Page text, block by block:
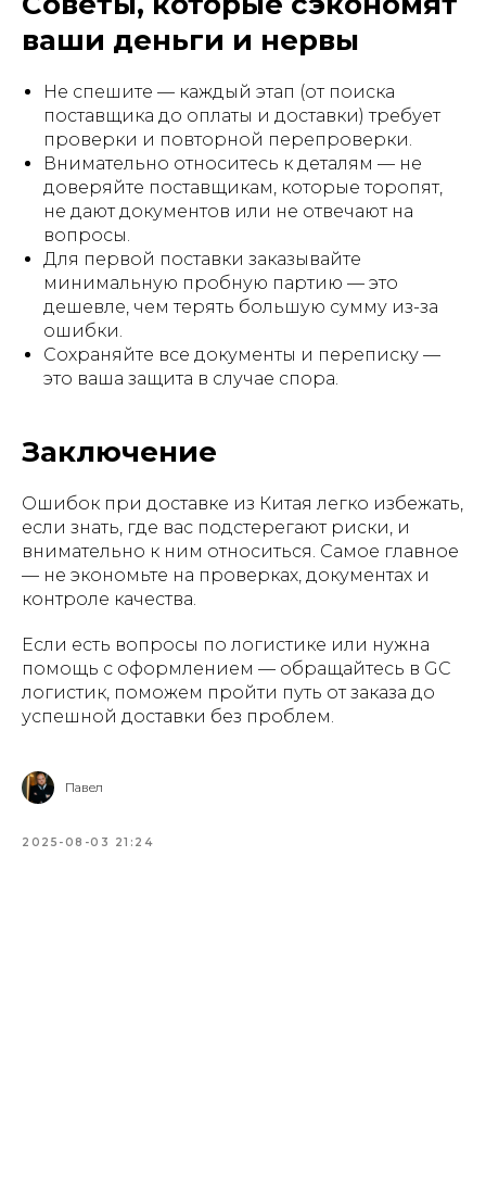
ваши деньги и нервы
Не спешите — каждый этап (от поиска
поставщика до оплаты и доставки) требует
проверки и повторной перепроверки.
Внимательно относитесь к деталям — не
доверяйте поставщикам, которые торопят,
не дают документов или не отвечают на
вопросы.
Для первой поставки заказывайте
минимальную пробную партию — это
дешевле, чем терять большую сумму из-за
ошибки.
Сохраняйте все документы и переписку —
это ваша защита в случае спора.
Заключение
Ошибок при доставке из Китая легко избежать,
если знать, где вас подстерегают риски, и
внимательно к ним относиться. Самое главное
— не экономьте на проверках, документах и
контроле качества.
Если есть вопросы по логистике или нужна
помощь с оформлением — обращайтесь в GC
логистик, поможем пройти путь от заказа до
успешной доставки без проблем.
Павел
2025-08-03 21:24